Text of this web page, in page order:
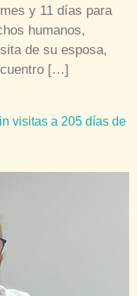
y 11 días para
humanos,
de su esposa,
[…]
visitas a 205 días de